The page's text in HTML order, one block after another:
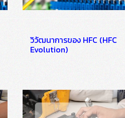
วิวัฒนาการของ HFC (HFC
Evolution)